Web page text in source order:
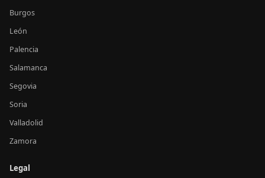
Burgos
León
Palencia
Salamanca
Segovia
Soria
Valladolid
Zamora
Legal